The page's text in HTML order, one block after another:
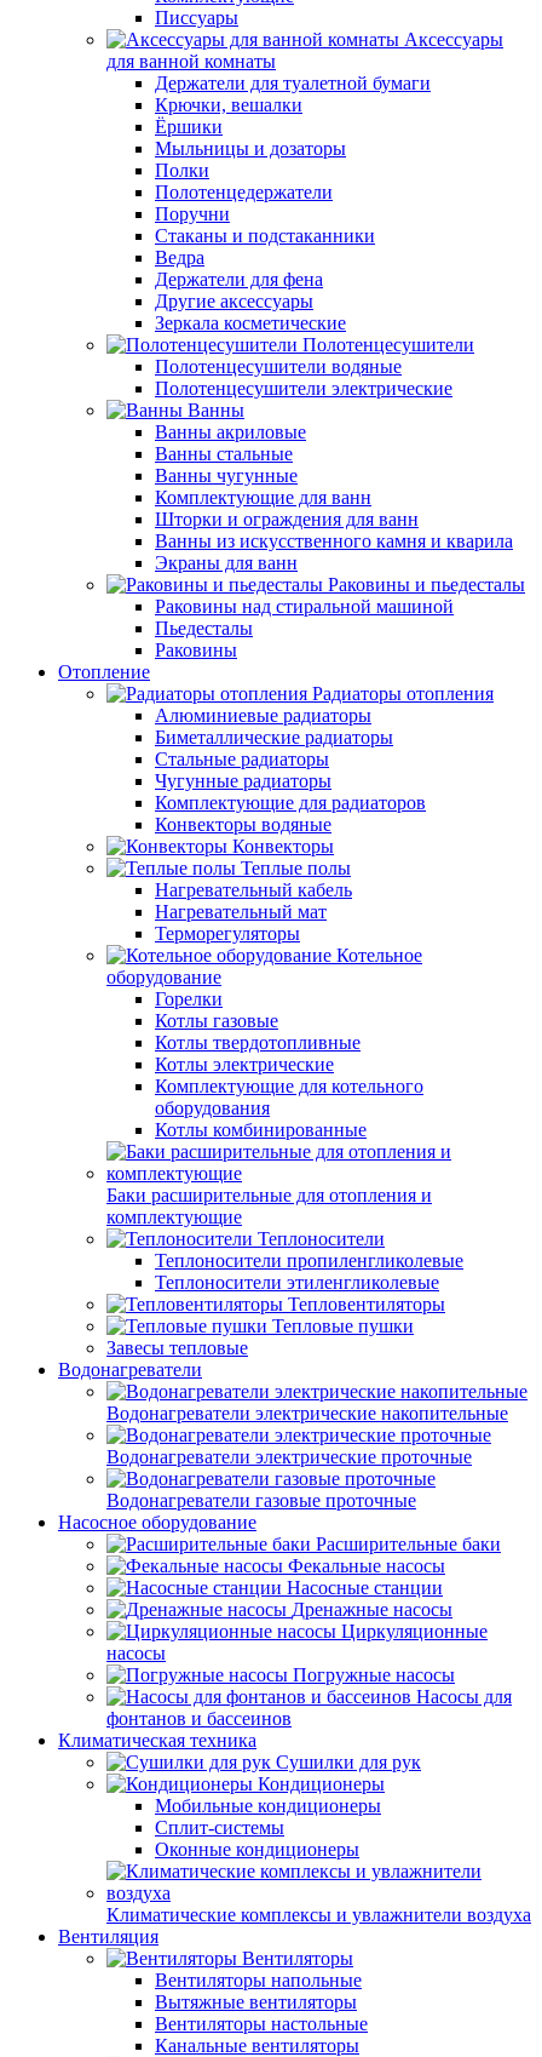
Писсуары
Аксессуары
для ванной комнаты
Держатели для туалетной бумаги
Крючки, вешалки
Ёршики
Мыльницы и дозаторы
Полки
Полотенцедержатели
Поручни
Стаканы и подстаканники
Ведра
Держатели для фена
Другие аксессуары
Зеркала косметические
Полотенцесушители
Полотенцесушители водяные
Полотенцесушители электрические
Ванны
Ванны акриловые
Ванны стальные
Ванны чугунные
Комплектующие для ванн
Шторки и ограждения для ванн
Ванны из искусственного камня и кварила
Экраны для ванн
Раковины и пьедесталы
Раковины над стиральной машиной
Пьедесталы
Раковины
Отопление
Радиаторы отопления
Алюминиевые радиаторы
Биметаллические радиаторы
Стальные радиаторы
Чугунные радиаторы
Комплектующие для радиаторов
Конвекторы водяные
Конвекторы
Теплые полы
Нагревательный кабель
Нагревательный мат
Терморегуляторы
Котельное
оборудование
Горелки
Котлы газовые
Котлы твердотопливные
Котлы электрические
Комплектующие для котельного
оборудования
Котлы комбинированные
Баки расширительные для отопления и
комплектующие
Теплоносители
Теплоносители пропиленгликолевые
Теплоносители этиленгликолевые
Тепловентиляторы
Тепловые пушки
Завесы тепловые
Водонагреватели
Водонагреватели электрические накопительные
Водонагреватели электрические проточные
Водонагреватели газовые проточные
Насосное оборудование
Расширительные баки
Фекальные насосы
Насосные станции
Дренажные насосы
Циркуляционные
насосы
Погружные насосы
Насосы для
фонтанов и бассеинов
Климатическая техника
Сушилки для рук
Кондиционеры
Мобильные кондиционеры
Сплит-системы
Оконные кондиционеры
Климатические комплексы и увлажнители воздуха
Вентиляция
Вентиляторы
Вентиляторы напольные
Вытяжные вентиляторы
Вентиляторы настольные
Канальные вентиляторы